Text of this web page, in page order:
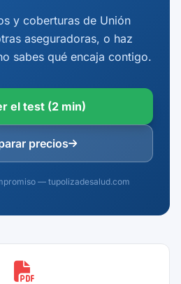
y coberturas de Unión
aseguradoras, o haz
sabes qué encaja contigo.
el test (2 min)
precios
— tupolizadesalud.com